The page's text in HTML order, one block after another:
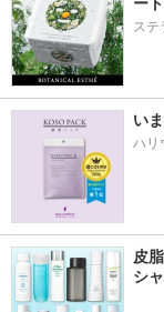
ステ
い
ハリ
皮
シ